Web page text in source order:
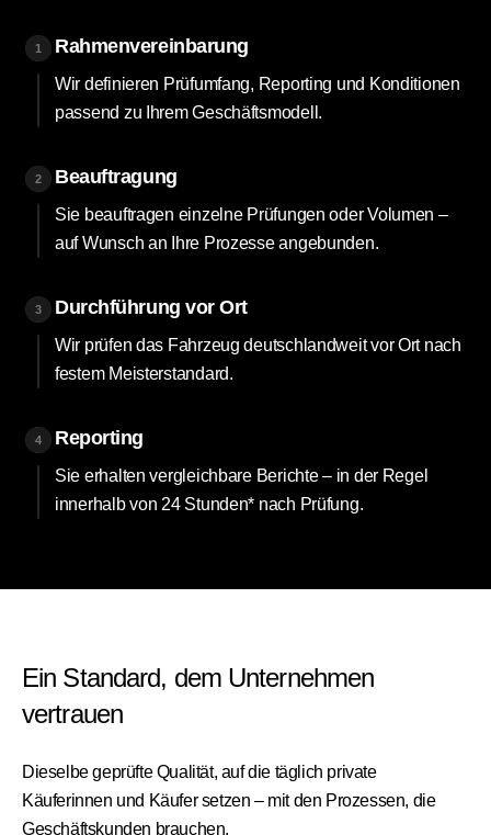
1 Rahmenvereinbarung
Wir definieren Prüfumfang, Reporting und Konditionen
passend zu Ihrem Geschäftsmodell.
2 Beauftragung
Sie beauftragen einzelne Prüfungen oder Volumen –
auf Wunsch an Ihre Prozesse angebunden.
3 Durchführung vor Ort
Wir prüfen das Fahrzeug deutschlandweit vor Ort nach
festem Meisterstandard.
4 Reporting
Sie erhalten vergleichbare Berichte – in der Regel
innerhalb von 24 Stunden* nach Prüfung.
Ein Standard, dem Unternehmen
vertrauen
Dieselbe geprüfte Qualität, auf die täglich private
Käuferinnen und Käufer setzen – mit den Prozessen, die
Geschäftskunden brauchen.